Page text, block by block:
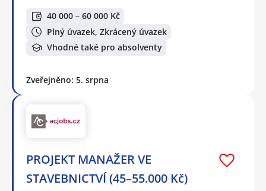
40 000 – 60 000 Kč
Plný úvazek, Zkrácený úvazek
Vhodné také pro absolventy
Zveřejněno: 5. srpna
PROJEKT MANAŽER VE
STAVEBNICTVÍ (45–55.000 Kč)